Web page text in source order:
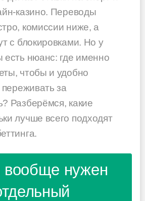
казино. Переводы
комиссии ниже, а
с блокировками. Но у
есть нюанс: где именно
чтобы и удобно
за
Разберёмся, какие
лучше всего подходят
вообще нужен